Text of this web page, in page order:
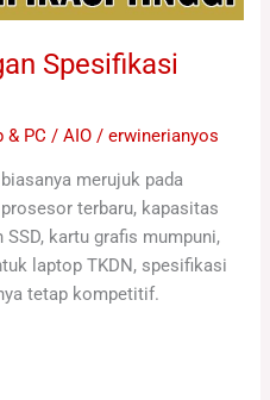
Spesifikasi
& PC / AIO /erwinerianyos
merujuk pada
terbaru, kapasitas
SSD, kartu grafis mumpuni,
laptop TKDN, spesifikasi
tetap kompetitif.